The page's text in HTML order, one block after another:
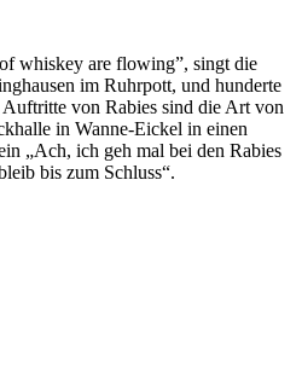
whiskey are flowing”, singt die
im Ruhrpott, und hunderte
von Rabies sind die Art von
in Wanne-Eickel in einen
„Ach, ich geh mal bei den Rabies
bis zum Schluss“.